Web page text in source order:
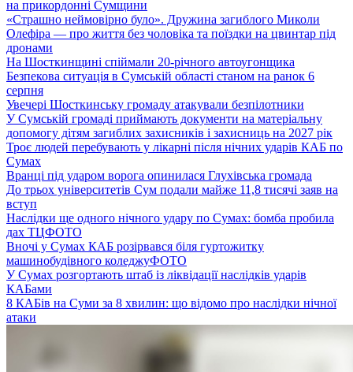
на прикордонні Сумщини
«Страшно неймовірно було». Дружина загиблого Миколи
Олефіра — про життя без чоловіка та поїздки на цвинтар під
дронами
На Шосткинщині спіймали 20-річного автоугонщика
Безпекова ситуація в Сумській області станом на ранок 6
серпня
Увечері Шосткинську громаду атакували безпілотники
У Сумській громаді приймають документи на матеріальну
допомогу дітям загиблих захисників і захисниць на 2027 рік
Троє людей перебувають у лікарні після нічних ударів КАБ по
Сумах
Вранці під ударом ворога опинилася Глухівська громада
До трьох університетів Сум подали майже 11,8 тисячі заяв на
вступ
Наслідки ще одного нічного удару по Сумах: бомба пробила
дах ТЦФОТО
Вночі у Сумах КАБ розірвався біля гуртожитку
машинобудівного коледжуФОТО
У Сумах розгортають штаб із ліквідації наслідків ударів
КАБами
8 КАБів на Суми за 8 хвилин: що відомо про наслідки нічної
атаки